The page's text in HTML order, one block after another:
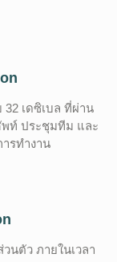
32 เดซิเบล ที่ผ่าน
พท์ ประชุมทีม และ
รทำงาน
นตัว ภายในเวลา